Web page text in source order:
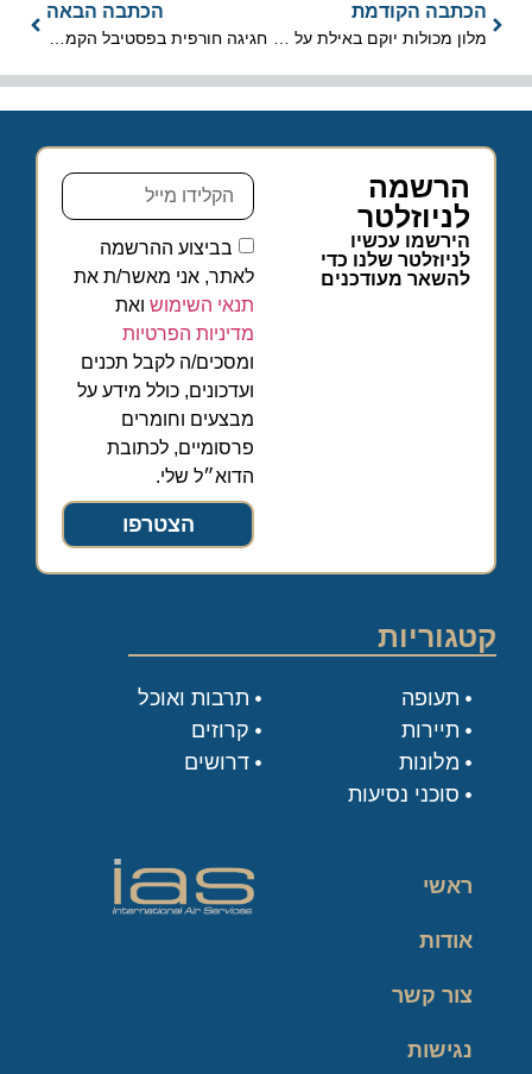
הכתבה הקודמת
מלון מכולות יוקם באילת על שטח שדה התעופה הישן
הכתבה הבאה
חגיגה חורפית בפסטיבל הקמפינג בכפר הנוקדים
הרשמה
לניוזלטר
הירשמו עכשיו
לניוזלטר שלנו כדי
להשאר מעודכנים
בביצוע ההרשמה
לאתר, אני מאשר/ת את
תנאי השימוש ואת
מדיניות הפרטיות
ומסכים/ה לקבל תכנים
ועדכונים, כולל מידע על
מבצעים וחומרים
פרסומיים, לכתובת
הדוא״ל שלי.
הצטרפו
קטגוריות
תעופה
תיירות
מלונות
סוכני נסיעות
תרבות ואוכל
קרוזים
דרושים
ראשי
אודות
צור קשר
נגישות